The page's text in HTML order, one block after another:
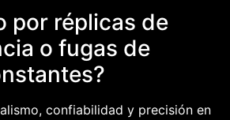
por réplicas de
o fugas de
confiabilidad y precisión en